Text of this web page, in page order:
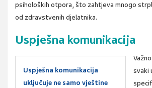
psiholoških otpora, što zahtjeva mnogo
od zdravstvenih djelatnika.
Uspješna komunikacija
Uspješna komunikacija
uključuje ne samo vještine
svaki